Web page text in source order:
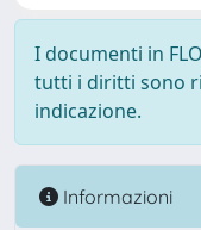
I documenti in
tutti i diritti sono
indicazione.
Informazioni